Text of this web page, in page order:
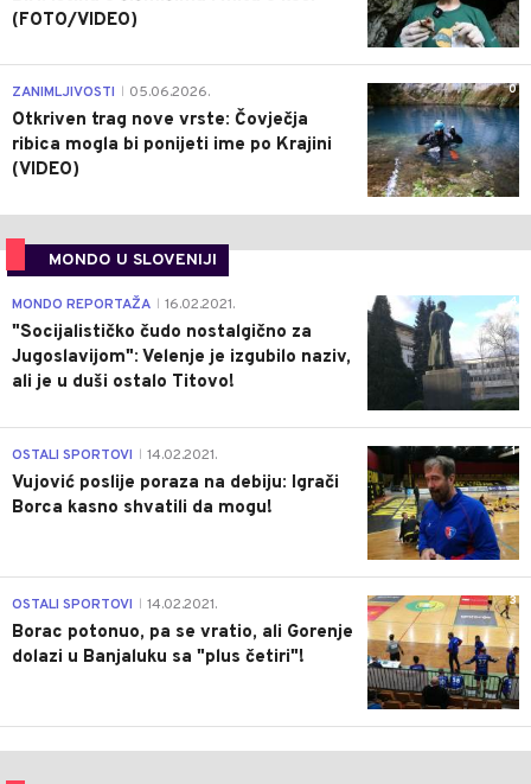
(FOTO/VIDEO)
0
ZANIMLJIVOSTI 05.06.2026.
Otkriven trag nove vrste: Čovječja
ribica mogla bi ponijeti ime po Krajini
(VIDEO)
MONDO U SLOVENIJI
4
MONDO REPORTAŽA 16.02.2021.
"Socijalističko čudo nostalgično za
Jugoslavijom": Velenje je izgubilo naziv,
ali je u duši ostalo Titovo!
1
OSTALI SPORTOVI 14.02.2021.
Vujović poslije poraza na debiju: Igrači
Borca kasno shvatili da mogu!
3
OSTALI SPORTOVI 14.02.2021.
Borac potonuo, pa se vratio, ali Gorenje
dolazi u Banjaluku sa "plus četiri"!